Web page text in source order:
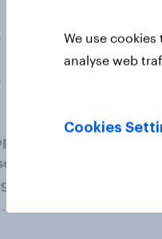
. . . . . . . . . . . . . . . . . .
. . . . . . . . . . . . . . . . . .
of the Supreme
law establishing
abortion services?
. . . . . . . . . . . . . . . . . .
We use
analyse web
Cookies